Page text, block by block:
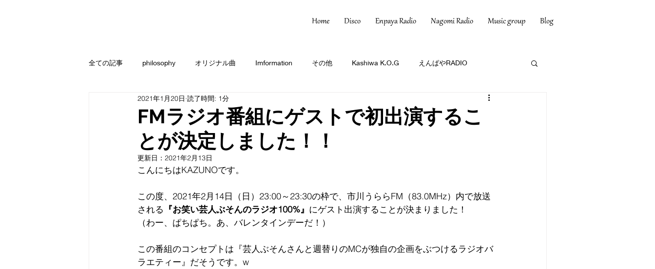
Home Disco Enpaya Radio Nagomi Radio Music group Blog
全ての記事 philosophy オリジナル曲 Imformation その他 Kashiwa K.O.G えんぱやRADIO
FMラジオ番組にゲストで初出演するこ
とが決定しました！！
2021年1月20日 読了時間: 1分
更新日： 2021年2月13日
こんにちはKAZUNOです。
この度、2021年2月14日（日）23:00～23:30の枠で、市川うららFM（83.0MHz）内で放送
される 『お笑い芸人ぶそんのラジオ100%』 にゲスト出演することが決まりました！
（わー、ぱちぱち。あ、バレンタインデーだ！）
この番組のコンセプトは『芸人ぶそんさんと週替りのMCが独自の企画をぶつけるラジオバ
ラエティー』だそうです。w